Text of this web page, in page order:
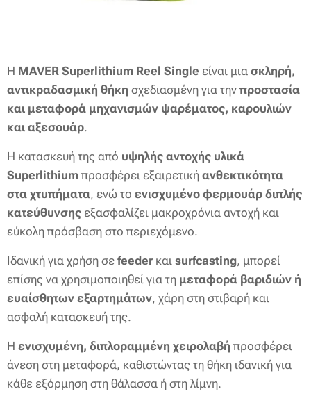
Η MAVER Superlithium Reel Single είναι μια σκληρή,
αντικραδασμική θήκη σχεδιασμένη για την προστασία
και μεταφορά μηχανισμών ψαρέματος, καρουλιών
και αξεσουάρ.
Η κατασκευή της από υψηλής αντοχής υλικά
Superlithium προσφέρει εξαιρετική ανθεκτικότητα
στα χτυπήματα, ενώ το ενισχυμένο φερμουάρ διπλής
κατεύθυνσης εξασφαλίζει μακροχρόνια αντοχή και
εύκολη πρόσβαση στο περιεχόμενο.
Ιδανική για χρήση σε feeder και surfcasting, μπορεί
επίσης να χρησιμοποιηθεί για τη μεταφορά βαριδιών ή
ευαίσθητων εξαρτημάτων, χάρη στη στιβαρή και
ασφαλή κατασκευή της.
Η ενισχυμένη, διπλοραμμένη χειρολαβή προσφέρει
άνεση στη μεταφορά, καθιστώντας τη θήκη ιδανική για
κάθε εξόρμηση στη θάλασσα ή στη λίμνη.